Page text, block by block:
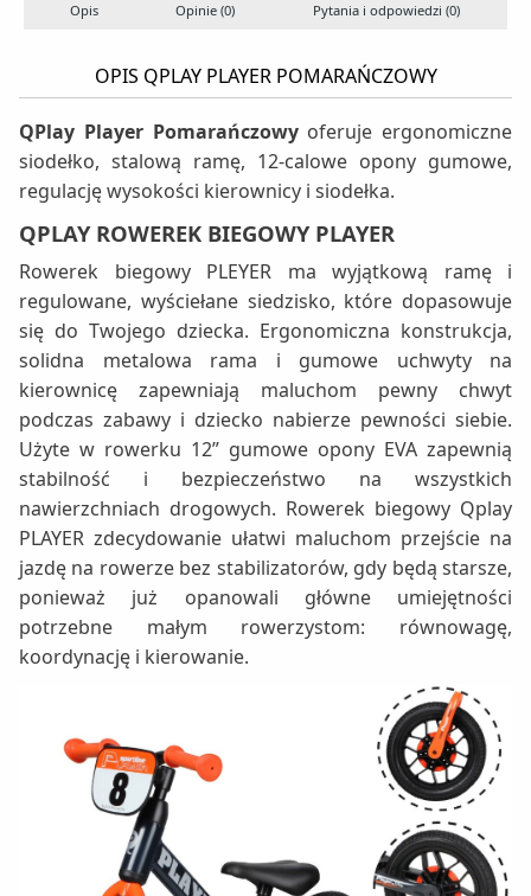
Opis Opinie (0) Pytania i odpowiedzi (0)
OPIS QPLAY PLAYER POMARAŃCZOWY
QPlay Player Pomarańczowyoferuje ergonomiczne
siodełko, stalową ramę, 12-calowe opony gumowe,
regulację wysokości kierownicy i siodełka.
QPLAY ROWEREK BIEGOWY PLAYER
Rowerek biegowy PLEYER ma wyjątkową ramę i
regulowane, wyściełane siedzisko, które dopasowuje
się do Twojego dziecka. Ergonomiczna konstrukcja,
solidna metalowa rama i gumowe uchwyty na
kierownicę zapewniają maluchom pewny chwyt
podczas zabawy i dziecko nabierze pewności siebie.
Użyte w rowerku 12” gumowe opony EVA zapewnią
stabilność i bezpieczeństwo na wszystkich
nawierzchniach drogowych. Rowerek biegowy Qplay
PLAYER zdecydowanie ułatwi maluchom przejście na
jazdę na rowerze bez stabilizatorów, gdy będą starsze,
ponieważ już opanowali główne umiejętności
potrzebne małym rowerzystom: równowagę,
koordynację i kierowanie.